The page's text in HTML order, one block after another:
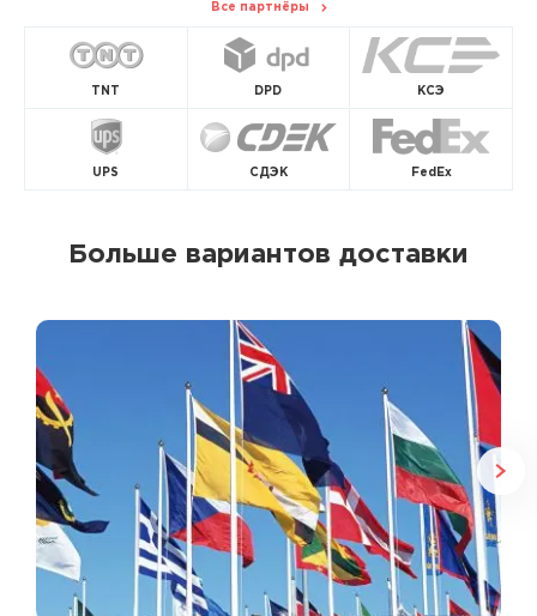
Все партнёры
TNT DPD КСЭ
UPS СДЭК FedEx
Больше вариантов доставки